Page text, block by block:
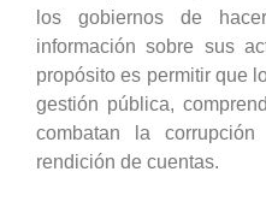
los gobiernos de
información sobre sus
propósito es permitir que
gestión pública,
combatan la
rendición de cuentas.